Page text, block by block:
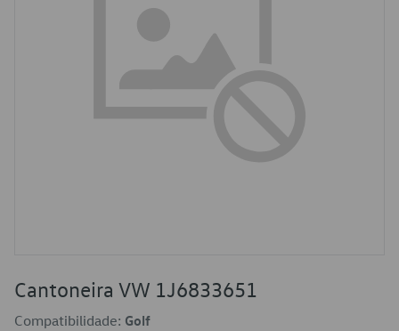
Cantoneira VW 1J6833651
Compatibilidade: Golf